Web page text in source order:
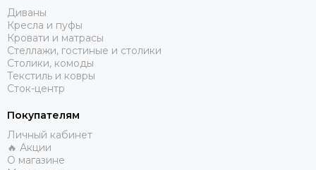
Диваны
Кресла и пуфы
Кровати и матрасы
Стеллажи, гостиные и столики
Столики, комоды
Текстиль и ковры
Сток-центр
Покупателям
Личный кабинет
🔥 Акции
О магазине